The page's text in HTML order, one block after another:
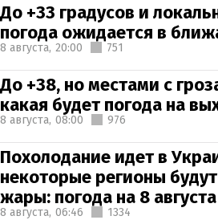
До +33 градусов и
погода ожидается в
8 августа, 20:00 751
До +38, но местами с
какая будет погода на
8 августа, 08:00 976
Похолодание идет в
некоторые регионы
жары: погода на 8 августа
8 августа, 06:46 1334